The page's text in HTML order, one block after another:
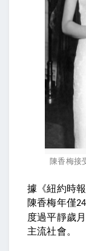
陳香梅接
據《紐約時
陳香梅年僅24
度過平靜歲
主流社會。